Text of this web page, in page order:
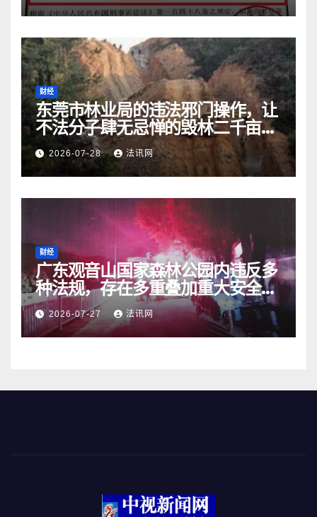
财经
东莞市林业局的违法邪门操作，让
不法分子肆无忌惮的毁林二千亩而
无人受处罚
2026-07-28 法讯网
财经
广东观音山国家森林公园内违反多
种法规，存在多重叠加重大安全风
险2026-07-27 法讯网